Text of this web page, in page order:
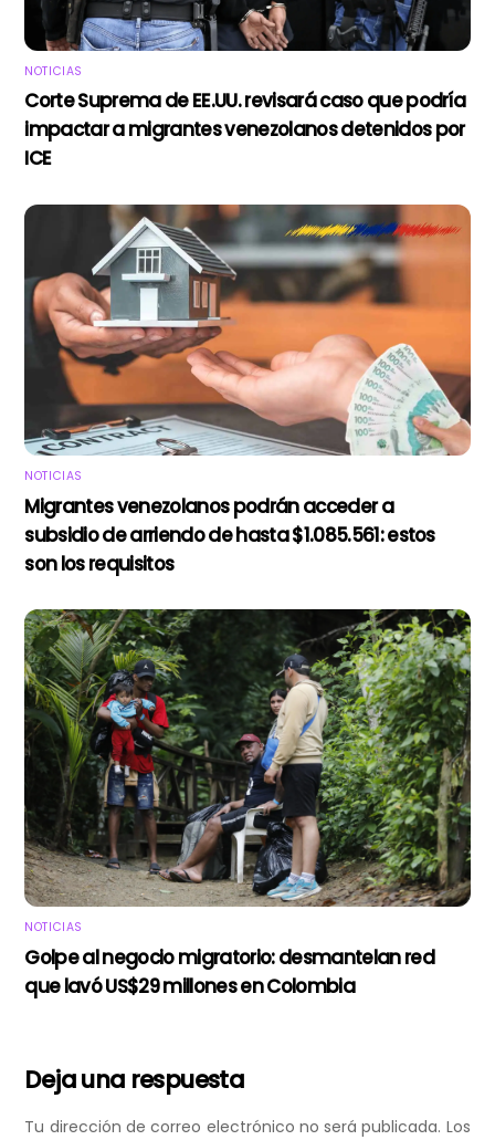
NOTICIAS
Corte Suprema de EE.UU. revisará caso que podría
impactar a migrantes venezolanos detenidos por
ICE
NOTICIAS
Migrantes venezolanos podrán acceder a
subsidio de arriendo de hasta $1.085.561: estos
son los requisitos
NOTICIAS
Golpe al negocio migratorio: desmantelan red
que lavó US$29 millones en Colombia
Deja una respuesta
Tu dirección de correo electrónico no será publicada. Los